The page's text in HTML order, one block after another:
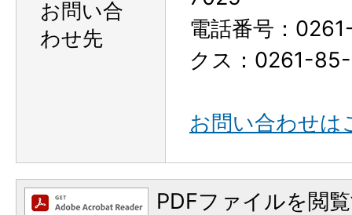
お問い合
わせ先
電話番号：
クス：0261-
お問い合わせは
PDFファイルを閲